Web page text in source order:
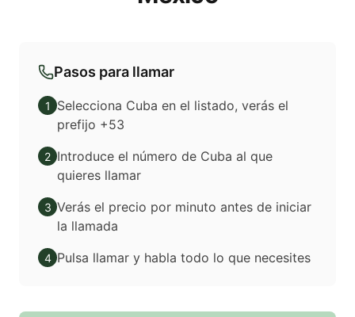
Pasos para llamar
1
Selecciona Cuba en el listado, verás el
prefijo +53
2 Introduce el número de Cuba al que
quieres llamar
3 Verás el precio por minuto antes de iniciar
la llamada
4 Pulsa llamar y habla todo lo que necesites